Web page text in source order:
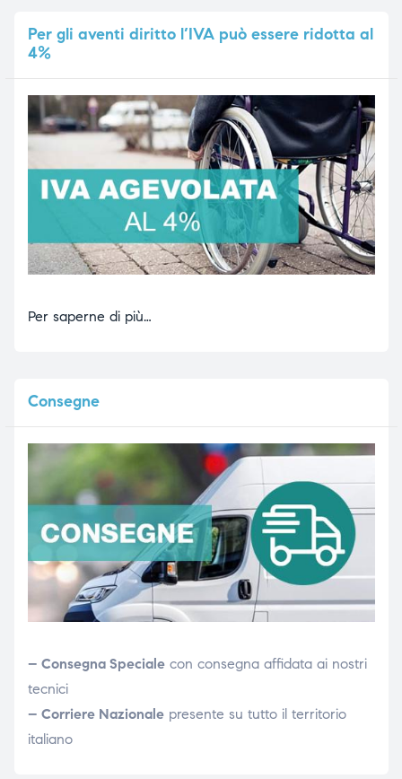
Pergli aventi diritto l’IVA può essere ridotta al
4%
Per saperne di più…
Consegne
– Consegna Specialecon consegna affidata ai nostri
tecnici
– Corriere Nazionalepresente su tutto il territorio
italiano